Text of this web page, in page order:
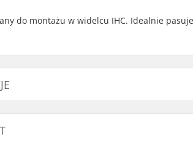
do montażu w widelcu IHC. Idealnie
IHC